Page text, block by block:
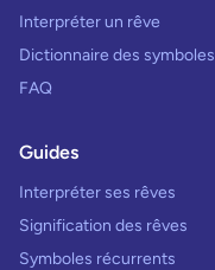
Interpréter un rêve
Dictionnaire des symboles
FAQ
Guides
Interpréter ses rêves
Signification des rêves
Symboles récurrents